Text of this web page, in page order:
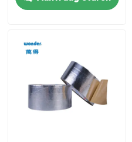
Gevallen
BOPP-verpakkingsband